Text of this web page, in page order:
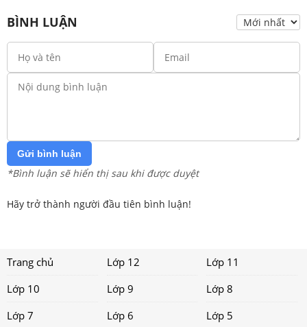
BÌNH LUẬN
Gửi bình luận
*Bình luận sẽ hiển thị sau khi được duyệt
Hãy trở thành người đầu tiên bình luận!
Trang chủ Lớp 12
Lớp 11
Lớp 10
Lớp 9
Lớp 8
Lớp 7
Lớp 6 Lớp 5